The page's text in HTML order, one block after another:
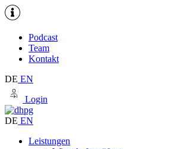
Podcast
Team
Kontakt
DE EN
Login
DE EN
Leistungen